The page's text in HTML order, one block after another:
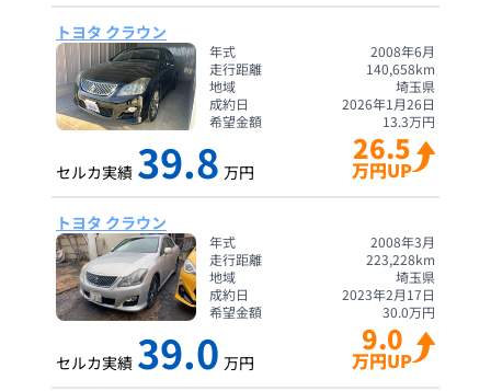
トヨタ クラウン
年式
2008年6月
走行距離
140,658km
地域
埼玉県
成約日
2026年1月26日
希望金額
13.3万円
セルカ実績 39.8 万円
26.5
万円UP
トヨタ クラウン
年式
2008年3月
走行距離
223,228km
地域
埼玉県
成約日
2023年2月17日
希望金額
30.0万円
セルカ実績 39.0 万円
9.0
万円UP